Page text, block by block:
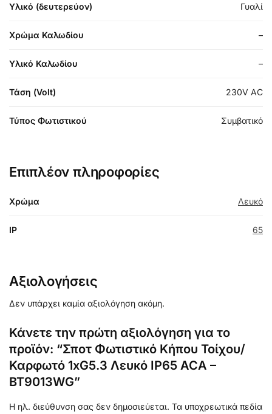
Υλικό (δευτερεύον) Γυαλί
Χρώμα Καλωδίου –
Υλικό Καλωδίου –
Τάση (Volt) 230V AC
Τύπος Φωτιστικού Συμβατικό
Επιπλέον πληροφορίες
Χρώμα Λευκό
IP 65
Αξιολογήσεις
Δεν υπάρχει καμία αξιολόγηση ακόμη.
Κάνετε την πρώτη αξιολόγηση για το
προϊόν: “Σποτ Φωτιστικό Κήπου Τοίχου/
Καρφωτό 1xG5.3 Λευκό IP65 ACA –
BT9013WG”
Η ηλ. διεύθυνση σας δεν δημοσιεύεται. Τα υποχρεωτικά πεδία